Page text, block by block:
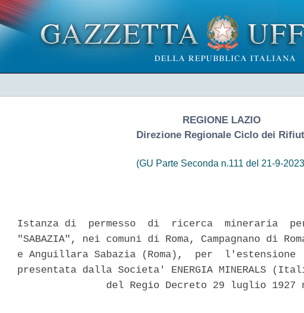
REGIONE LAZIO
Direzione Regionale Ciclo dei
(GU Parte Seconda n.111 del 21-9-
Istanza di  permesso  di  ricerca  mineraria
"SABAZIA", nei comuni di Roma, Campagnano di
e Anguillara Sabazia (Roma),  per
presentata dalla Societa' ENERGIA MINERALS
del Regio Decreto 29 luglio 1927